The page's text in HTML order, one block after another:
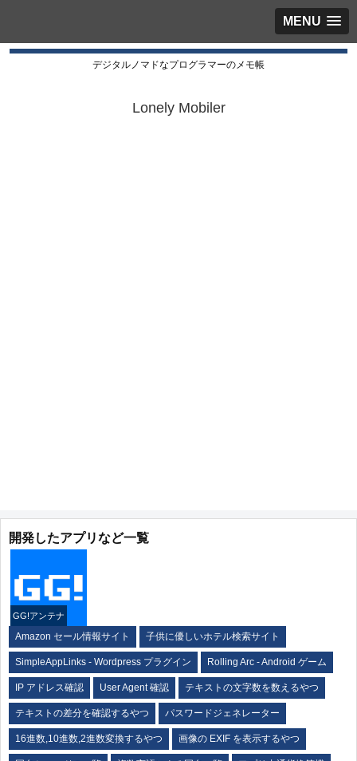
MENU
デジタルノマドなプログラマーのメモ帳
Lonely Mobiler
開発したアプリなど一覧
GG!アンテナ
Amazon セール情報サイト 子供に優しいホテル検索サイト
SimpleAppLinks - Wordpress プラグイン Rolling Arc - Android ゲーム
IP アドレス確認 User Agent 確認 テキストの文字数を数えるやつ
テキストの差分を確認するやつ パスワードジェネレーター
16進数,10進数,2進数変換するやつ 画像の EXIF を表示するやつ